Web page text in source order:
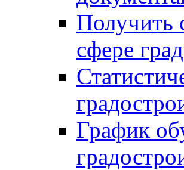
Получить
сфере
График